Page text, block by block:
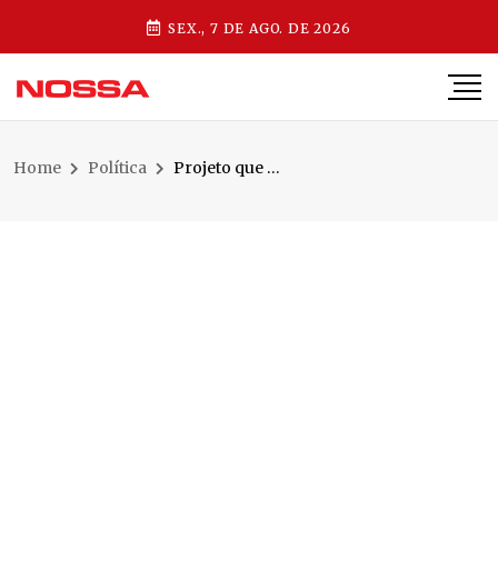
SEX., 7 DE AGO. DE 2026
Home Política Projeto que endurece punições por maus-tratos a animais avança na Alesc